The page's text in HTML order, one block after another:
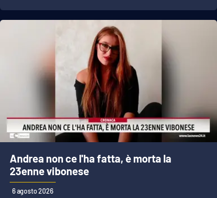
Lactv.it
Lacapitalenews.it
Cosenzachannel.it
Ilvibonese.it
Catanzarochannel.it
Andrea non ce l'ha fatta, è morta la
23enne vibonese
6 agosto 2026